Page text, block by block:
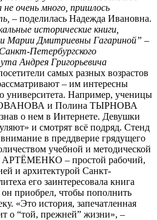
очень много, пришлось
– поделилась Надежда Ивановна.
исторические книги,
Марии Дмитриевны Гагариной” –
Петербургского
Андрея Григорьевича
самых разных возрастов
– им интересны
университета. Например, ученицы
и Полина ТЫРНОВА
о нем в Интернете. Девушки
и смотрят всё подряд. Стенд
в преддверие грядущего
учебной и методической
АРТЁМЕНКО – простой рабочий,
и архитектурой Санкт-
его заинтересовала книга
приобрел, чтобы пополнить
«Это история, запечатленная
о “той, прежней” жизни», –